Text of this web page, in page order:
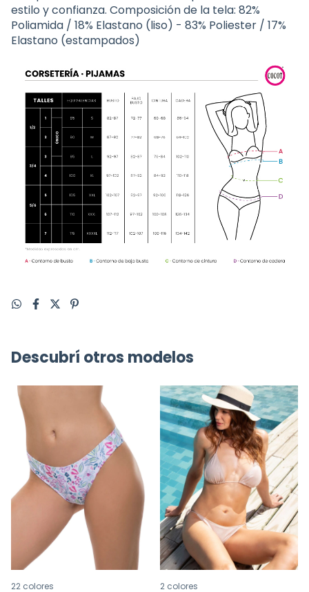
estilo y confianza. Composición de la tela: 82%
Poliamida / 18% Elastano (liso) - 83% Poliester / 17%
Elastano (estampados)
Descubrí otros modelos
22 colores 2 colores